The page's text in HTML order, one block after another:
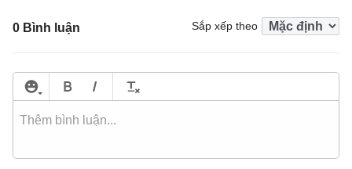
0 Bình luận Sắp xếp theo